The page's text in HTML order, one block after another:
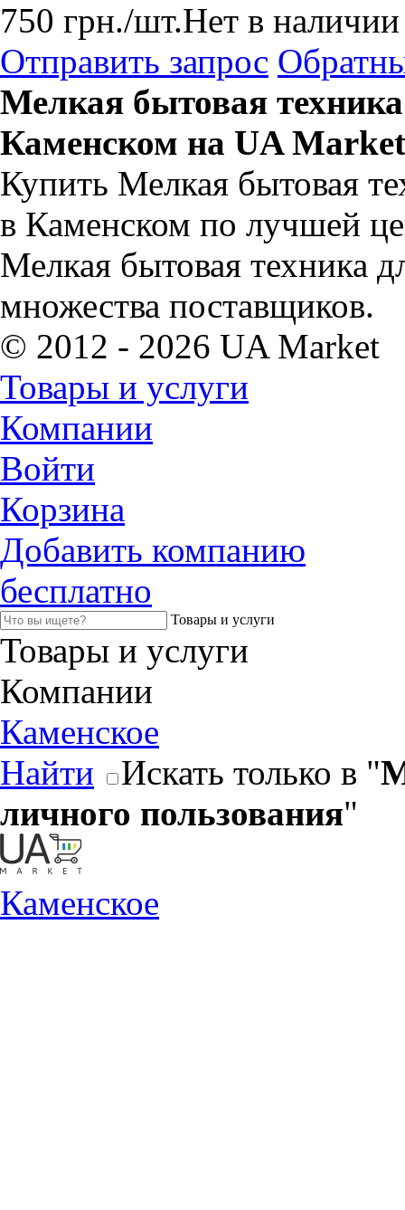
750 грн./шт.Нет в наличии
Отправить запрос
Мелкая бытовая
Каменском на UA Market
Купить Мелкая бытовая
в Каменском по лучшей
Мелкая бытовая техника
множества поставщиков.
© 2012 - 2026 UA Market
Товары и услуги
Компании
Войти
Корзина
Добавить компанию
бесплатно
Товары и услуги
Товары и услуги
Компании
Каменское
Найти
Искать только в "
личного пользования"
Каменское